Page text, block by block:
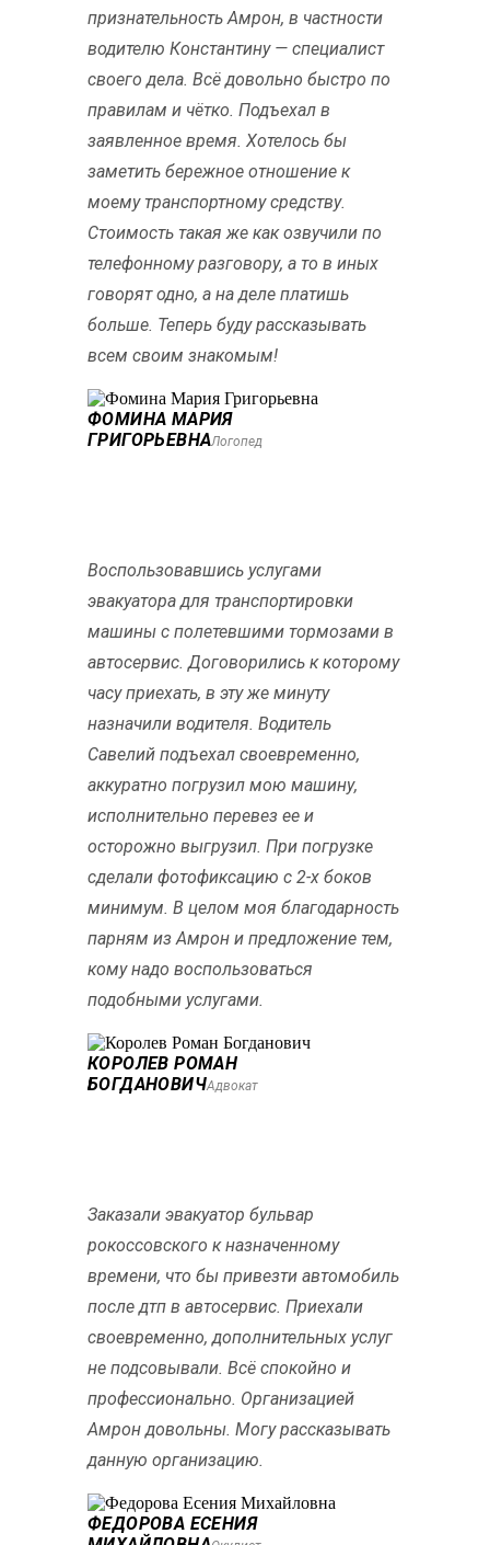
признательность Амрон, в частности
водителю Константину — специалист
своего дела. Всё довольно быстро по
правилам и чётко. Подъехал в
заявленное время. Хотелось бы
заметить бережное отношение к
моему транспортному средству.
Стоимость такая же как озвучили по
телефонному разговору, а то в иных
говорят одно, а на деле платишь
больше. Теперь буду рассказывать
всем своим знакомым!
ФОМИНА МАРИЯ
ГРИГОРЬЕВНАЛогопед
Воспользовавшись услугами
эвакуатора для транспортировки
машины с полетевшими тормозами в
автосервис. Договорились к которому
часу приехать, в эту же минуту
назначили водителя. Водитель
Савелий подъехал своевременно,
аккуратно погрузил мою машину,
исполнительно перевез ее и
осторожно выгрузил. При погрузке
сделали фотофиксацию с 2-х боков
минимум. В целом моя благодарность
парням из Амрон и предложение тем,
кому надо воспользоваться
подобными услугами.
КОРОЛЕВ РОМАН
БОГДАНОВИЧАдвокат
Заказали эвакуатор бульвар
рокоссовского к назначенному
времени, что бы привезти автомобиль
после дтп в автосервис. Приехали
своевременно, дополнительных услуг
не подсовывали. Всё спокойно и
профессионально. Организацией
Амрон довольны. Могу рассказывать
данную организацию.
ФЕДОРОВА ЕСЕНИЯ